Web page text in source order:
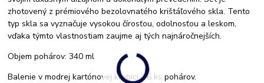
zhotovený z prémiového bezolovnatého krištáľového skla. Tento
typ skla sa vyznačuje vysokou čírosťou, odolnosťou a leskom,
vďaka týmto vlastnostiam zaujme aj tých najnáročnejších.
Objem pohárov: 340 ml
Balenie v modrej kartónovej krabici - 6 ks pohárov.